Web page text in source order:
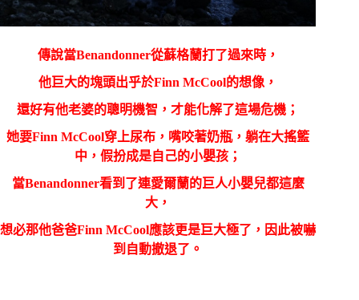
傳說當Benandonner從蘇格蘭打了過來時，
他巨大的塊頭出乎於Finn McCool的想像，
還好有他老婆的聰明機智，才能化解了這場危機；
她要Finn McCool穿上尿布，嘴咬著奶瓶，躺在大搖籃
中，假扮成是自己的小嬰孩；
當Benandonner看到了連愛爾蘭的巨人小嬰兒都這麼
大，
想必那他爸爸Finn McCool應該更是巨大極了，因此被嚇
到自動撤退了。